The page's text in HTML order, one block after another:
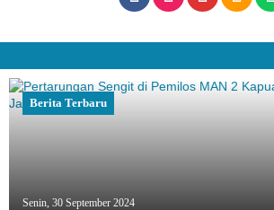
Berita Terbaru
Senin, 30 September 2024